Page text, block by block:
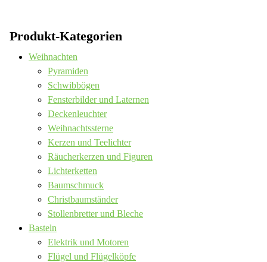
Produkt-Kategorien
Weihnachten
Pyramiden
Schwibbögen
Fensterbilder und Laternen
Deckenleuchter
Weihnachtssterne
Kerzen und Teelichter
Räucherkerzen und Figuren
Lichterketten
Baumschmuck
Christbaumständer
Stollenbretter und Bleche
Basteln
Elektrik und Motoren
Flügel und Flügelköpfe